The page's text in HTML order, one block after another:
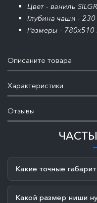
Цвет - ваниль
Глубина чаши -
Размеры -
Описаните товара
Характеристики
Отзывы
Какие точные
Какой размер ниши